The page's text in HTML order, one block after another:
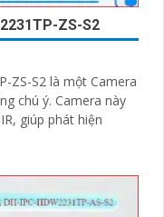
ZS-S2
ZS-S2 là một Camera
này
giúp phát hiện